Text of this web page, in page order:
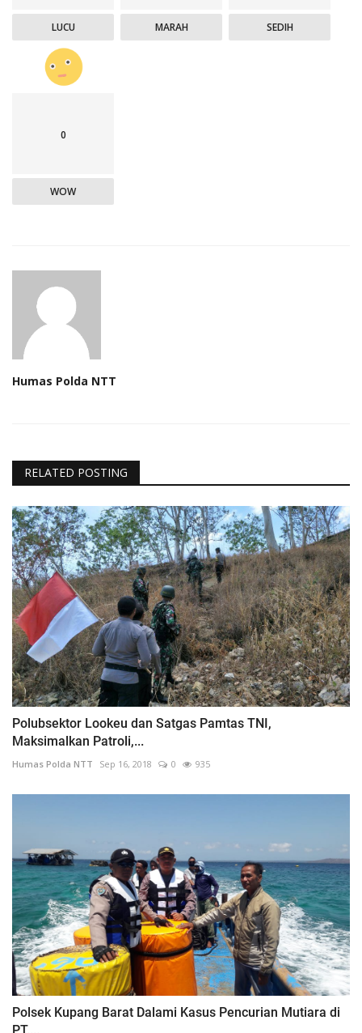
LUCU MARAH SEDIH
0
WOW
Humas Polda NTT
RELATED POSTING
Polubsektor Lookeu dan Satgas Pamtas TNI,
Maksimalkan Patroli,...
Humas Polda NTT Sep 16, 2018 0 935
Polsek Kupang Barat Dalami Kasus Pencurian Mutiara di